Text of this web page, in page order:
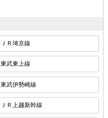
ＪＲ埼京線
東武東上線
東武伊勢崎線
ＪＲ上越新幹線